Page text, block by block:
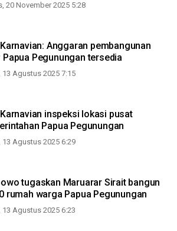
20 November 2025 5:28
Anggaran pembangunan
Papua Pegunungan tersedia
13 Agustus 2025 7:15
inspeksi lokasi pusat
Papua Pegunungan
13 Agustus 2025 6:29
tugaskan Maruarar Sirait bangun
rumah warga Papua Pegunungan
13 Agustus 2025 6:23